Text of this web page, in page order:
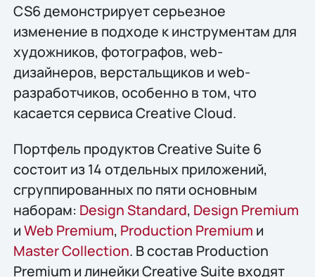
CS6 демонстрирует серьезное
изменение в подходе к инструментам для
художников, фотографов, web-
дизайнеров, верстальщиков и web-
разработчиков, особенно в том, что
касается сервиса Creative Cloud.
Портфель продуктов Creative Suite 6
состоит из 14 отдельных приложений,
сгруппированных по пяти основным
наборам: Design Standard, Design Premium
иWeb Premium, Production Premium и
Master Collection. В состав Production
Premium и линейки Creative Suite входят